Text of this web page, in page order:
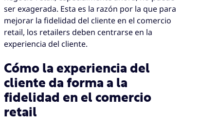
ser exagerada. Esta es la razón por la que para
mejorar la fidelidad del cliente en el comercio
retail, los retailers deben centrarse en la
experiencia del cliente.
Cómo la experiencia del
cliente da forma a la
fidelidad en el comercio
retail